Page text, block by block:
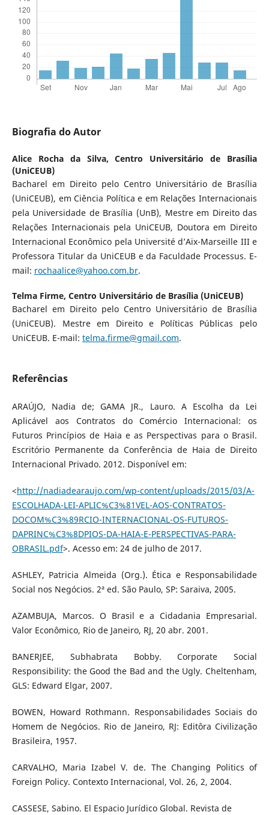
Biografia do Autor
Alice Rocha da Silva,Centro Universitário de Brasília
(UniCEUB)
Bacharel em Direito pelo Centro Universitário de Brasília
(UniCEUB), em Ciência Política e em Relações Internacionais
pela Universidade de Brasília (UnB), Mestre em Direito das
Relações Internacionais pela UniCEUB, Doutora em Direito
Internacional Econômico pela Université d’Aix-Marseille III e
Professora Titular da UniCEUB e da Faculdade Processus. E-
mail: rochaalice@yahoo.com.br.
Telma Firme, Centro Universitário de Brasília (UniCEUB)
Bacharel em Direito pelo Centro Universitário de Brasília
(UniCEUB). Mestre em Direito e Políticas Públicas pelo
UniCEUB. E-mail: telma.firme@gmail.com.
Referências
ARAÚJO, Nadia de; GAMA JR., Lauro. A Escolha da Lei
Aplicável aos Contratos do Comércio Internacional: os
Futuros Princípios de Haia e as Perspectivas para o Brasil.
Escritório Permanente da Conferência de Haia de Direito
Internacional Privado. 2012. Disponível em:
<http://nadiadearaujo.com/wp-content/uploads/2015/03/A-
ESCOLHADA-LEI-APLIC%C3%81VEL-AOS-CONTRATOS-
DOCOM%C3%89RCIO-INTERNACIONAL-OS-FUTUROS-
DAPRINC%C3%8DPIOS-DA-HAIA-E-PERSPECTIVAS-PARA-
OBRASIL.pdf>. Acesso em: 24 de julho de 2017.
ASHLEY, Patricia Almeida (Org.). Ética e Responsabilidade
Social nos Negócios. 2ª ed. São Paulo, SP: Saraiva, 2005.
AZAMBUJA, Marcos. O Brasil e a Cidadania Empresarial.
Valor Econômico, Rio de Janeiro, RJ, 20 abr. 2001.
BANERJEE, Subhabrata Bobby. Corporate Social
Responsibility: the Good the Bad and the Ugly. Cheltenham,
GLS: Edward Elgar, 2007.
BOWEN, Howard Rothmann. Responsabilidades Sociais do
Homem de Negócios. Rio de Janeiro, RJ: Editôra Civilização
Brasileira, 1957.
CARVALHO, Maria Izabel V. de. The Changing Politics of
Foreign Policy. Contexto Internacional, Vol. 26, 2, 2004.
CASSESE, Sabino. El Espacio Jurídico Global. Revista de